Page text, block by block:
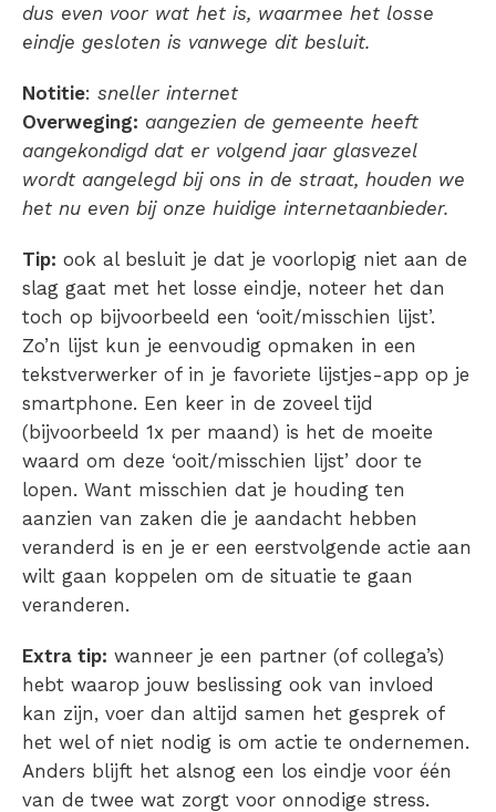
dus even voor wat het is, waarmee het losse
eindje gesloten is vanwege dit besluit.
Notitie: sneller internet
Overweging: aangezien de gemeente heeft
aangekondigd dat er volgend jaar glasvezel
wordt aangelegd bij ons in de straat, houden we
het nu even bij onze huidige internetaanbieder.
Tip: ook al besluit je dat je voorlopig niet aan de
slag gaat met het losse eindje, noteer het dan
toch op bijvoorbeeld een ‘ooit/misschien lijst’.
Zo’n lijst kun je eenvoudig opmaken in een
tekstverwerker of in je favoriete lijstjes-app op je
smartphone. Een keer in de zoveel tijd
(bijvoorbeeld 1x per maand) is het de moeite
waard om deze ‘ooit/misschien lijst’ door te
lopen. Want misschien dat je houding ten
aanzien van zaken die je aandacht hebben
veranderd is en je er een eerstvolgende actie aan
wilt gaan koppelen om de situatie te gaan
veranderen.
Extra tip: wanneer je een partner (of collega’s)
hebt waarop jouw beslissing ook van invloed
kan zijn, voer dan altijd samen het gesprek of
het wel of niet nodig is om actie te ondernemen.
Anders blijft het alsnog een los eindje voor één
van de twee wat zorgt voor onnodige stress.